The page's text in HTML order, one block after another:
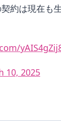
約は現在も
10, 2025